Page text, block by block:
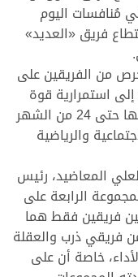
(6) حبارى في مُنافسات اليوم
فريق «العديد»
من الفريقين على
استمرارية قوة
المُشاركات للبطولة التي تعقد مُنافساتها حتى 24 من الشهر
والرياضية
المعاضيد، رئيس
الرابعة على
فريقين فقط هما
فريقي ذرب والعقلة
خاصة أن على